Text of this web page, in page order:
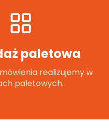
paletowa
realizujemy w
paletowych.